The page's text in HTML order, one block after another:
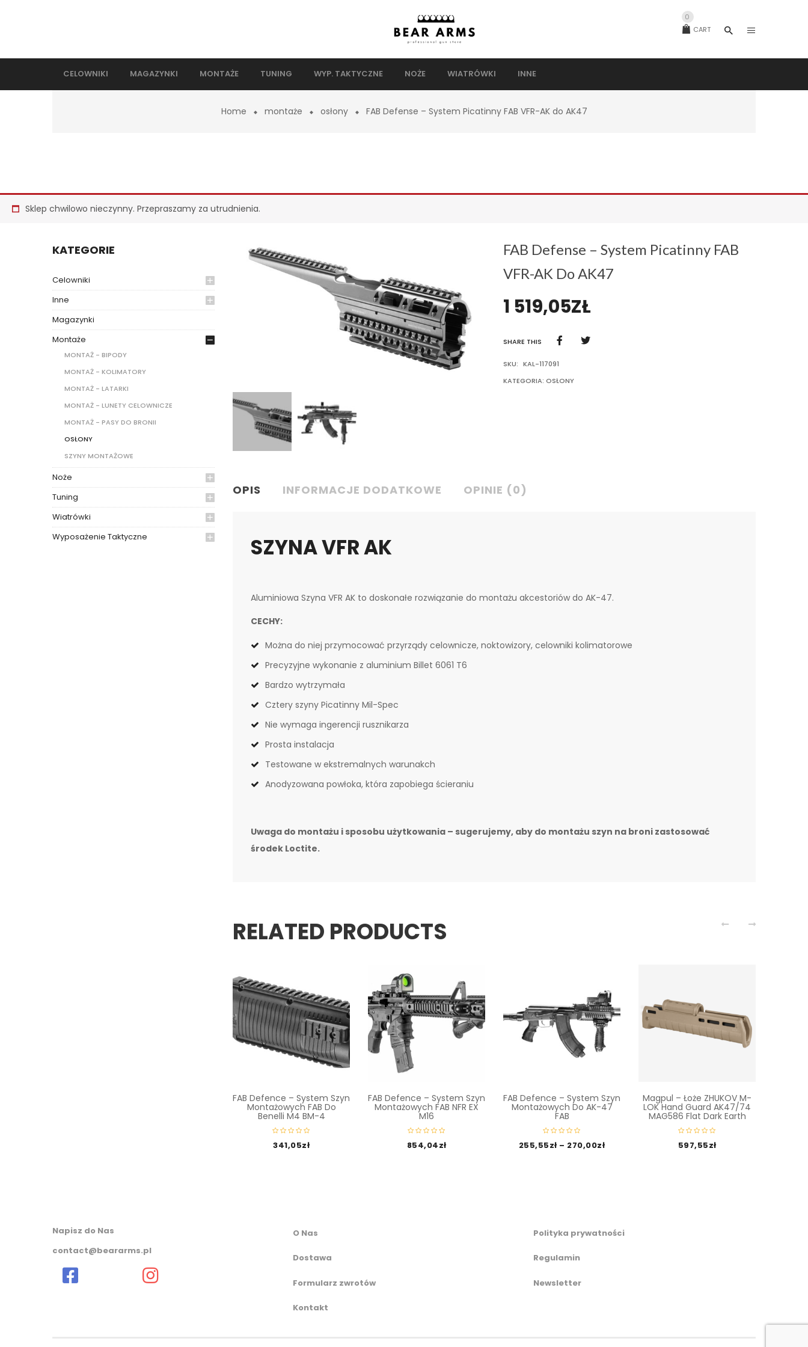
CART
0
CELOWNIKI MAGAZYNKI MONTAŻE TUNING WYP. TAKTYCZNE NOŻE WIATRÓWKI INNE
Home montaże osłony FAB Defense – System Picatinny FAB VFR-AK do AK47
Sklep chwilowo nieczynny. Przepraszamy za utrudnienia.
KATEGORIE
Celowniki
Inne
Magazynki
Montaże
MONTAŻ - BIPODY
MONTAŻ - KOLIMATORY
MONTAŻ - LATARKI
MONTAŻ - LUNETY CELOWNICZE
MONTAŻ - PASY DO BRONII
OSŁONY
SZYNY MONTAŻOWE
Noże
Tuning
Wiatrówki
Wyposażenie Taktyczne
FAB Defense – System Picatinny FAB
VFR-AK Do AK47
1 519,05ZŁ
SHARE THIS
SKU: KAL-117091
KATEGORIA: OSŁONY
OPIS INFORMACJE DODATKOWE OPINIE (0)
SZYNA VFR AK
Aluminiowa Szyna VFR AK to doskonałe rozwiązanie do montażu akcestoriów do AK-47.
CECHY:
Można do niej przymocować przyrządy celownicze, noktowizory, celowniki kolimatorowe
Precyzyjne wykonanie z aluminium Billet 6061 T6
Bardzo wytrzymała
Cztery szyny Picatinny Mil-Spec
Nie wymaga ingerencji rusznikarza
Prosta instalacja
Testowane w ekstremalnych warunakch
Anodyzowana powłoka, która zapobiega ścieraniu
Uwaga do montażu i sposobu użytkowania – sugerujemy, aby do montażu szyn na broni zastosować
środek Loctite.
RELATED PRODUCTS
FAB Defence – System Szyn
Montażowych FAB Do
Benelli M4 BM-4
341,05zł
FAB Defence – System Szyn
Montażowych FAB NFR EX
M16
854,04zł
FAB Defence – System Szyn
Montażowych Do AK-47
FAB
255,55zł – 270,00zł
Magpul – Łoże ZHUKOV M-
LOK Hand Guard AK47/74
MAG586 Flat Dark Earth
597,55zł
Napisz do Nas
contact@beararms.pl
O Nas
Dostawa
Formularz zwrotów
Kontakt
Polityka prywatności
Regulamin
Newsletter